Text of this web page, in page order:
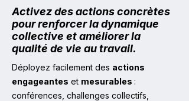
Activez des actions concrètes
pour renforcer la dynamique
collective et améliorer la
qualité de vie au travail.
Déployez facilement des actions
engageantes et mesurables :
conférences, challenges collectifs,